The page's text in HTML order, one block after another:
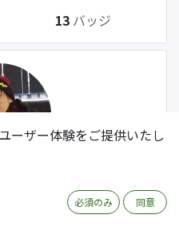
13 バッジ
(QRTL)
ーザー体験をご提供いたし
必須のみ 同意